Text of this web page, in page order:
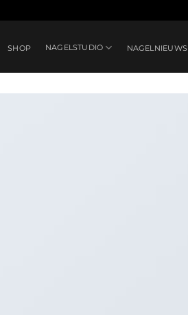
SHOP NAGELSTUDIO NAGELNIEUWS